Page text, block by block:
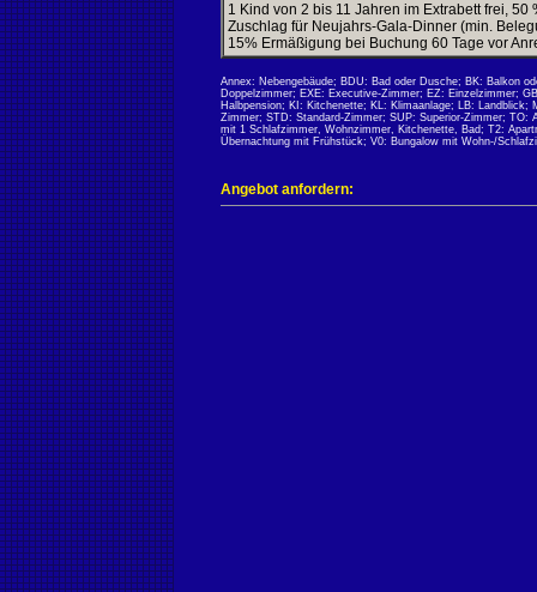
1 Kind von 2 bis 11 Jahren im Extrabett frei, 50
Zuschlag für Neujahrs-Gala-Dinner (min.
15% Ermäßigung bei Buchung 60 Tage vor
Annex: Nebengebäude; BDU: Bad oder Dusche; BK: Balkon
Doppelzimmer; EXE: Executive-Zimmer; EZ: Einzelzimmer;
Halbpension; KI: Kitchenette; KL: Klimaanlage; LB:
Zimmer; STD: Standard-Zimmer; SUP: Superior-Zimmer;
mit 1 Schlafzimmer, Wohnzimmer, Kitchenette, Bad; T2:
Übernachtung mit Frühstück; V0: Bungalow mit Wohn-/
Angebot anfordern: